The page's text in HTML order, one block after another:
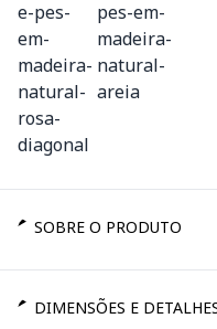
SOBRE O PRODUTO
DIMENSÕES E